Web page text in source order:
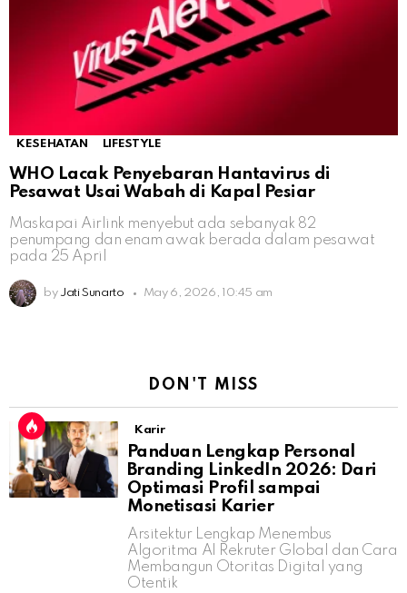
KESEHATAN LIFESTYLE
WHO Lacak Penyebaran Hantavirus di
Pesawat Usai Wabah di Kapal Pesiar
Maskapai Airlink menyebut ada sebanyak 82
penumpang dan enam awak berada dalam pesawat
pada 25 April
by Jati Sunarto May 6, 2026, 10:45 am
DON'T MISS
Karir
Panduan Lengkap Personal
Branding LinkedIn 2026: Dari
Optimasi Profil sampai
Monetisasi Karier
Arsitektur Lengkap Menembus
Algoritma AI Rekruter Global dan Cara
Membangun Otoritas Digital yang
Otentik